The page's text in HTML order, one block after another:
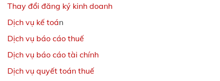
Thay đổi đăng ký kinh doanh
Dịch vụ kế toán
Dịch vụ báo cáo thuế
Dịch vụ báo cáo tài chính
Dịch vụ quyết toán thuế